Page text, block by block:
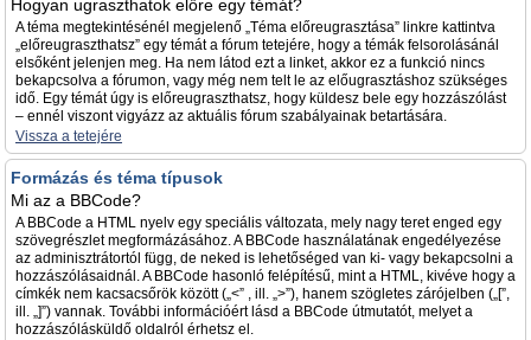
Hogyan ugraszthatok előre egy témát?
A téma megtekintésénél megjelenő „Téma előreugrasztása” linkre kattintva
„előreugraszthatsz” egy témát a fórum tetejére, hogy a témák felsorolásánál
elsőként jelenjen meg. Ha nem látod ezt a linket, akkor ez a funkció nincs
bekapcsolva a fórumon, vagy még nem telt le az előugrasztáshoz szükséges
idő. Egy témát úgy is előreugraszthatsz, hogy küldesz bele egy hozzászólást
– ennél viszont vigyázz az aktuális fórum szabályainak betartására.
Vissza a tetejére
Formázás és téma típusok
Mi az a BBCode?
A BBCode a HTML nyelv egy speciális változata, mely nagy teret enged egy
szövegrészlet megformázásához. A BBCode használatának engedélyezése
az adminisztrátortól függ, de neked is lehetőséged van ki- vagy bekapcsolni a
hozzászólásaidnál. A BBCode hasonló felépítésű, mint a HTML, kivéve hogy a
címkék nem kacsacsőrök között („<” , ill. „>”), hanem szögletes zárójelben („[”,
ill. „]”) vannak. További információért lásd a BBCode útmutatót, melyet a
hozzászólásküldő oldalról érhetsz el.